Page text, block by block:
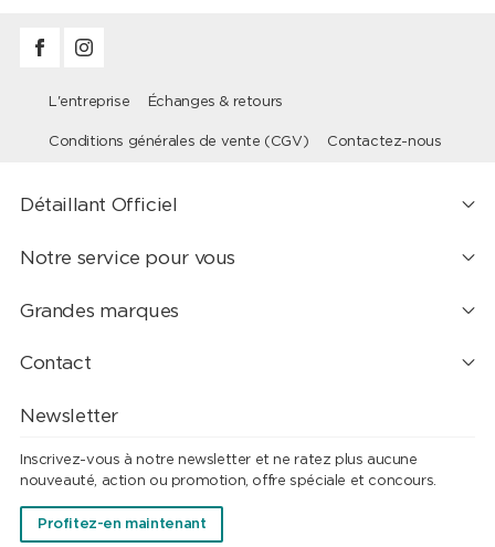
L'entreprise Échanges & retours
Conditions générales de vente (CGV) Contactez-nous
Détaillant Officiel
Notre service pour vous
Grandes marques
Contact
Newsletter
Inscrivez-vous à notre newsletter et ne ratez plus aucune
nouveauté, action ou promotion, offre spéciale et concours.
Profitez-en maintenant